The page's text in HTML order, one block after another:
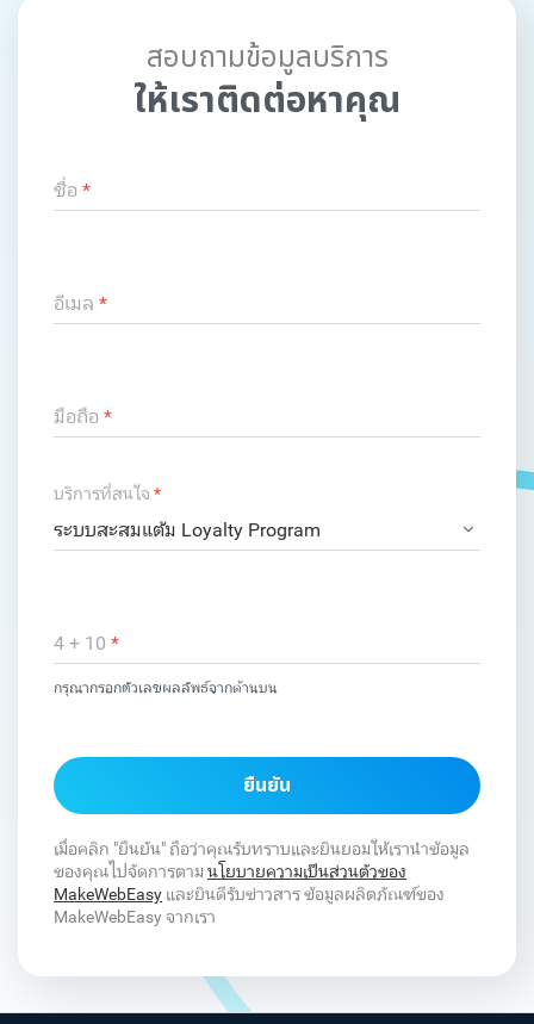
สอบถามข้อมูลบริการ
ให้เราติดต่อหาคุณ
ชื่อ *
อีเมล *
มือถือ *
บริการที่สนใจ *
4 + 10 *
กรุณากรอกตัวเลขผลลัพธ์จากด้านบน
ยืนยัน
เมื่อคลิก "ยืนยัน" ถือว่าคุณรับทราบและยินยอมให้เรานำข้อมูล
ของคุณไปจัดการตาม นโยบายความเป็นส่วนตัวของ
MakeWebEasy และยินดีรับข่าวสาร ข้อมูลผลิตภัณฑ์ของ
MakeWebEasy จากเรา